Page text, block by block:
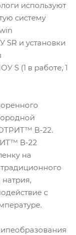
используют
систему
и установки
S (1 в работе, 1
В-22.
В-22
на
с